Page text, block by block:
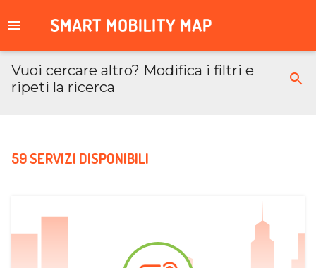
Vuoi cercare altro? Modifica i filtri e
ripeti la ricerca
59 SERVIZI DISPONIBILI